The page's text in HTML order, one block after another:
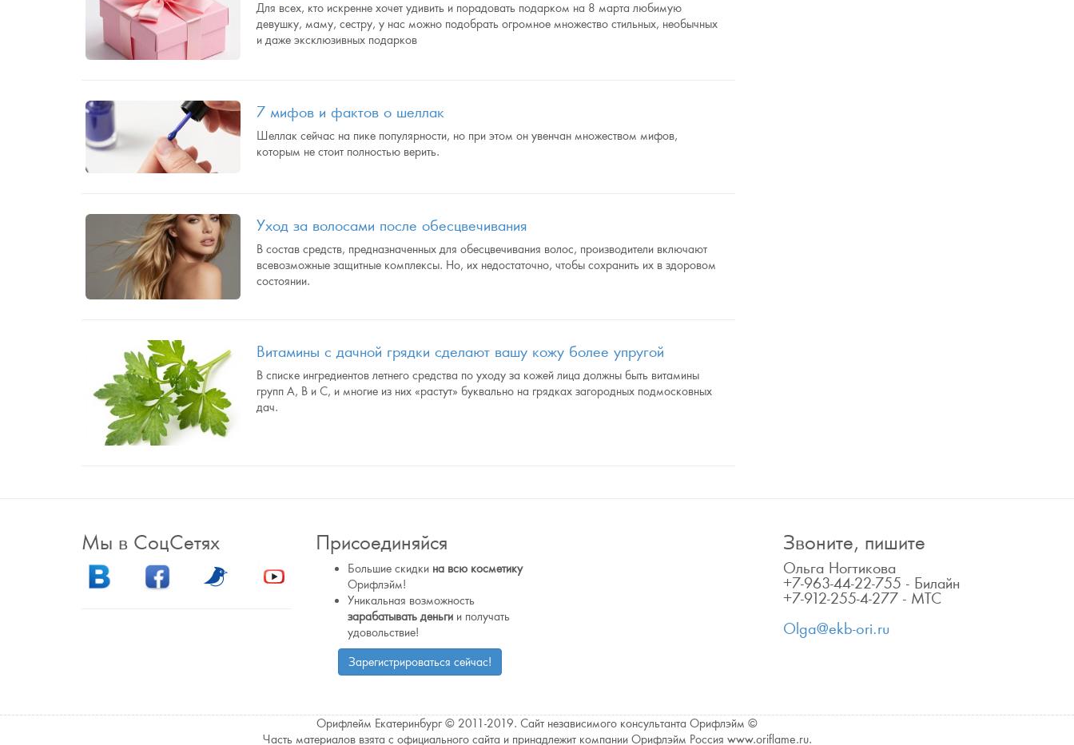
Для всех, кто искренне хочет удивить и порадовать подарком на 8 марта любимую
девушку, маму, сестру, у нас можно подобрать огромное множество стильных, необычных
и даже эксклюзивных подарков
7 мифов и фактов о шеллак
Шеллак сейчас на пике популярности, но при этом он увенчан множеством мифов,
которым не стоит полностью верить.
Уход за волосами после обесцвечивания
В состав средств, предназначенных для обесцвечивания волос, производители включают
всевозможные защитные комплексы. Но, их недостаточно, чтобы сохранить их в здоровом
состоянии.
Витамины с дачной грядки сделают вашу кожу более упругой
В списке ингредиентов летнего средства по уходу за кожей лица должны быть витамины
групп А, В и С, и многие из них «растут» буквально на грядках загородных подмосковных
дач.
Мы в СоцСетях Присоединяйся
Большие скидки на всю косметику
Орифлэйм!
Уникальная возможность
зарабатывать деньгии получать
удовольствие!
Зарегистрироваться сейчас!
Звоните, пишите
Ольга Ногтикова
+7-963-44-22-755 - Билайн
+7-912-255-4-277 - МТС
Olga@ekb-ori.ru
Орифлейм Екатеринбург © 2011-2019. Сайт независимого консультанта Орифлэйм ©
Часть материалов взята с официального сайта и принадлежит компании Орифлэйм Россия www.oriflame.ru.